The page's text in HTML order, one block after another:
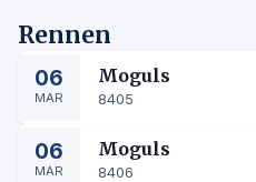
Rennen
06
MAR
Moguls
8405
06
MAR
Moguls
8406